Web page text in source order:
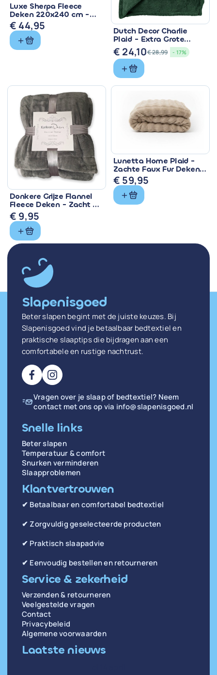
Luxe Sherpa Fleece
Deken 220x240 cm -
Superzacht & Warm
€ 44,95
Dutch Decor Charlie
Plaid - Extra Grote
Fleece Deken Groen
€28,99
Oorspronkelijke
prijs
was:
€ 24,10
Huidige
prijs
is:
- 17%
Donkere Grijze Flannel
Fleece Deken - Zacht &
Warm
€ 9,95
Lunetta Home Plaid -
Zachte Faux Fur Deken
150x200 cm
€ 59,95
Slapenisgoed
Beter slapen begint met de juiste keuzes. Bij
Slapenisgoed vind je betaalbaar bedtextiel en
praktische slaaptips die bijdragen aan een
comfortabele en rustige nachtrust.
Vragen over je slaap of bedtextiel? Neem
contact met ons op via info@slapenisgoed.nl
Snelle links
Beter slapen
Temperatuur & comfort
Snurken verminderen
Slaapproblemen
Klantvertrouwen
✔ Betaalbaar en comfortabel bedtextiel
✔ Zorgvuldig geselecteerde producten
✔ Praktisch slaapadvie
✔ Eenvoudig bestellen en retourneren
Service & zekerheid
Verzenden & retourneren
Veelgestelde vragen
Contact
Privacybeleid
Algemene voorwaarden
Laatste nieuws